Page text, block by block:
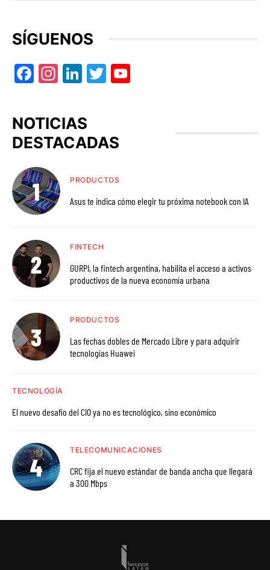
SÍGUENOS
Facebook
Instagram
LinkedIn
Twitter
NOTICIAS
DESTACADAS
PRODUCTOS
Asus te indica cómo elegir tu próxima notebook con IA
FINTECH
GURPI, la fintech argentina, habilita el acceso a activos
productivos de la nueva economía urbana
PRODUCTOS
Las fechas dobles de Mercado Libre y para adquirir
tecnologías Huawei
TECNOLOGÍA
El nuevo desafío del CIO ya no es tecnológico, sino económico
TELECOMUNICACIONES
CRC fija el nuevo estándar de banda ancha que llegará
a 300 Mbps